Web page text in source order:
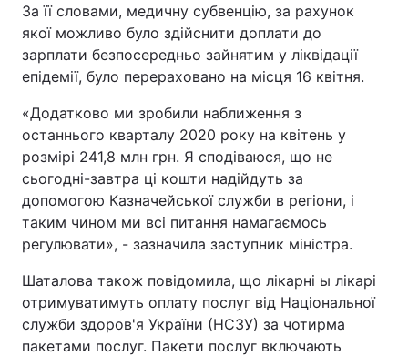
Тема оформлення
За її словами, медичну субвенцію, за рахунок
якої можливо було здійснити доплати до
зарплати безпосередньо зайнятим у ліквідації
епідемії, було перераховано на місця 16 квітня.
«Додатково ми зробили наближення з
останнього кварталу 2020 року на квітень у
розмірі 241,8 млн грн. Я сподіваюся, що не
сьогодні-завтра ці кошти надійдуть за
допомогою Казначейської служби в регіони, і
таким чином ми всі питання намагаємось
регулювати», - зазначила заступник міністра.
Шаталова також повідомила, що лікарні ы лікарі
отримуватимуть оплату послуг від Національної
служби здоров'я України (НСЗУ) за чотирма
пакетами послуг. Пакети послуг включають